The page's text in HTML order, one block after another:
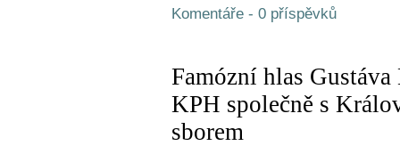
Komentáře - 0 příspěvků
Famózní hlas
KPH společně s
sborem